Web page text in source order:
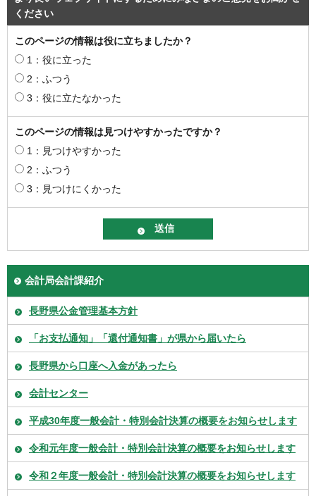
ください
このページの情報は役に立ちましたか？
1：役に立った
2：ふつう
3：役に立たなかった
このページの情報は見つけやすかったですか？
1：見つけやすかった
2：ふつう
3：見つけにくかった
会計局会計課紹介
長野県公金管理基本方針
「お支払通知」「還付通知書」が県から届いたら
長野県から口座へ入金があったら
会計センター
平成30年度一般会計・特別会計決算の概要をお知らせします
令和元年度一般会計・特別会計決算の概要をお知らせします
令和２年度一般会計・特別会計決算の概要をお知らせします